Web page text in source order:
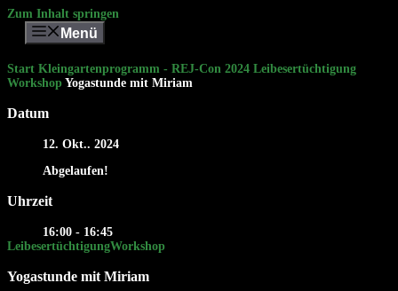
Zum Inhalt springen
Menü
Start Kleingartenprogramm - REJ-Con 2024 Leibesertüchtigung
Workshop Yogastunde mit Miriam
Datum
12. Okt.. 2024
Abgelaufen!
Uhrzeit
16:00 - 16:45
LeibesertüchtigungWorkshop
Yogastunde mit Miriam